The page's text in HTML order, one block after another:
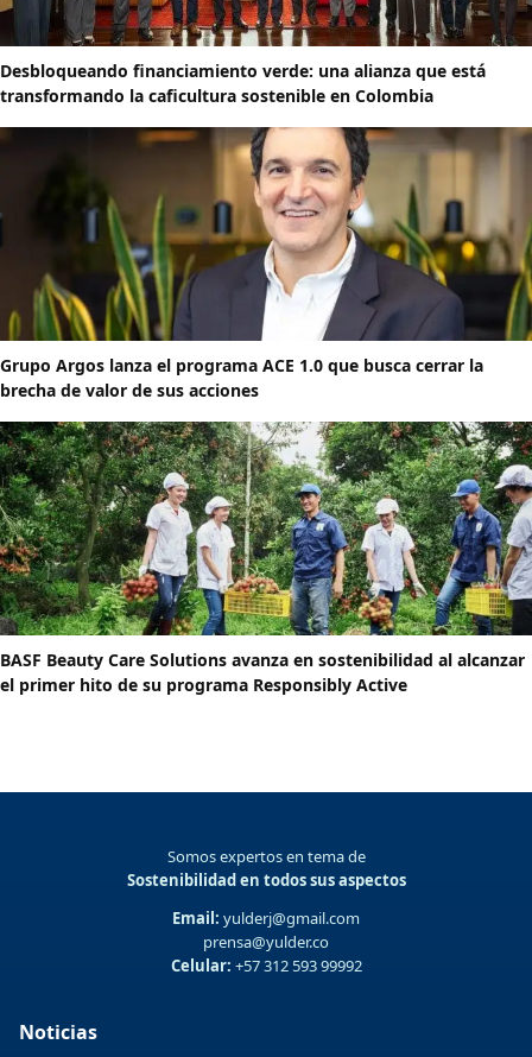
Desbloqueando financiamiento verde: una alianza que está
transformando la caficultura sostenible en Colombia
Grupo Argos lanza el programa ACE 1.0 que busca cerrar la
brecha de valor de sus acciones
BASF Beauty Care Solutions avanza en sostenibilidad al alcanzar
el primer hito de su programa Responsibly Active
Somos expertos en tema de
Sostenibilidad en todos sus aspectos
Email: yulderj@gmail.com
prensa@yulder.co
Celular: +57 312 593 99992
Noticias